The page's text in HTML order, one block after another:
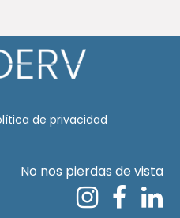
de privacidad
No nos pierdas de vista